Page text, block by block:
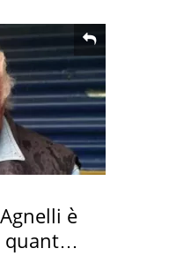
è
quanto